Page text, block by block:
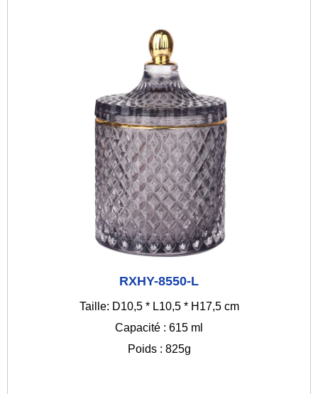
RXHY-8550-L
Taille: D10,5 * L10,5 * H17,5 cm
Capacité : 615 ml
Poids : 825g